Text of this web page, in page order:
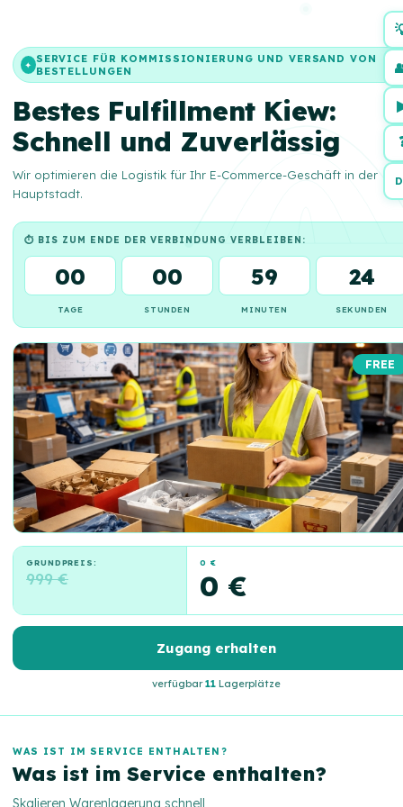
✦ SERVICE FÜR KOMMISSIONIERUNG UND VERSAND VON
BESTELLUNGEN
Bestes Fulfillment Kiew:
Schnell und Zuverlässig
Wir optimieren die Logistik für Ihr E-Commerce-Geschäft in der
Hauptstadt.
⏱ BIS ZUM ENDE DER VERBINDUNG VERBLEIBEN:
00
TAGE
00
STUNDEN
59
MINUTEN
23
SEKUNDEN
FREE
GRUNDPREIS:
999 €
0 €
0 €
Zugang erhalten
verfügbar11Lagerplätze
WAS IST IM SERVICE ENTHALTEN?
Was ist im Service enthalten?
Skalieren Warenlagerung schnell